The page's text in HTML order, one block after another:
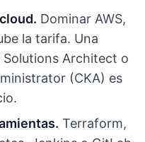
Dominar AWS,
la tarifa. Una
Architect o
(CKA) es
Terraform,